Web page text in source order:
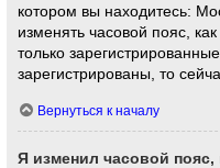
котором вы находитесь:
изменять часовой пояс,
только
зарегистрированы, то
Вернуться к началу
Я изменил часовой